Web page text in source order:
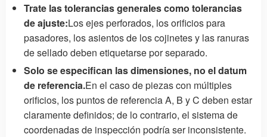
Trate las tolerancias generales como tolerancias
de ajuste:Los ejes perforados, los orificios para
pasadores, los asientos de los cojinetes y las ranuras
de sellado deben etiquetarse por separado.
Solo se especifican las dimensiones, no el datum
de referencia.En el caso de piezas con múltiples
orificios, los puntos de referencia A, B y C deben estar
claramente definidos; de lo contrario, el sistema de
coordenadas de inspección podría ser inconsistente.